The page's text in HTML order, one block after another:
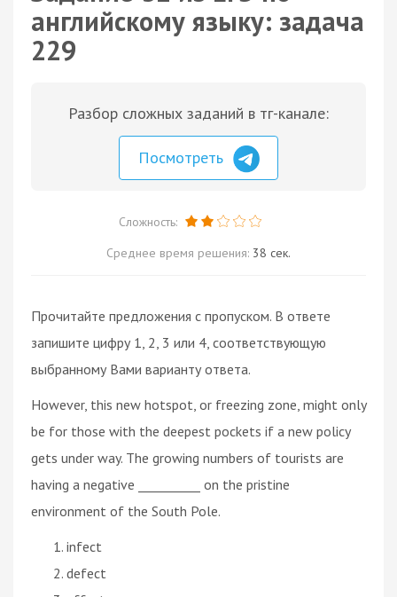
английскому языку: задача
229
Разбор сложных заданий в тг-канале:
Посмотреть
Сложность:
Среднее время решения: 38 сек.
Прочитайте предложения с пропуском. В ответе
запишите цифру 1, 2, 3 или 4, соответствующую
выбранному Вами варианту ответа.
However, this new hotspot, or freezing zone, might only
be for those with the deepest pockets if a new policy
gets under way. The growing numbers of tourists are
having a negative __________ on the pristine
environment of the South Pole.
infect
defect